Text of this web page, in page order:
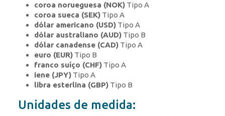
coroa norueguesa (NOK) Tipo A
coroa sueca (SEK) Tipo A
dólar americano (USD) Tipo A
dólar australiano (AUD) Tipo B
dólar canadense (CAD) Tipo A
euro (EUR) Tipo B
franco suíço (CHF) Tipo A
iene (JPY) Tipo A
libra esterlina (GBP) Tipo B
Unidades de medida: